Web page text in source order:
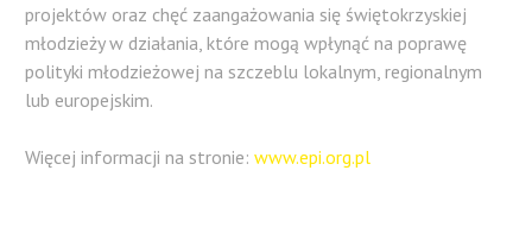
projektów oraz chęć zaangażowania się świętokrzyskiej
młodzieży w działania, które mogą wpłynąć na poprawę
polityki młodzieżowej na szczeblu lokalnym, regionalnym
lub europejskim.
Więcej informacji na stronie: www.epi.org.pl